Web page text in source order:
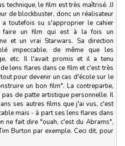
technique, le film est très maîtrisé. JJ
de blockbuster, donc un réalisateur
a toutefois su s'approprier le cahier
faire un film qui est à la fois un
et un vrai Starwars. Sa direction
impeccable, de même que les
etc. Il l'avait promis et il a tenu
lens flares dans ce film et c'est très
pour devenir un cas d'école sur le
un bon film". La contrepartie,
de patte artistique personnelle. Il
ses autres films que j'ai vus, c'est
mais - à part ses lens flares dans
ne fait dire "ouah, c'est du Abrams",
Burton par exemple. Ceci dit, pour